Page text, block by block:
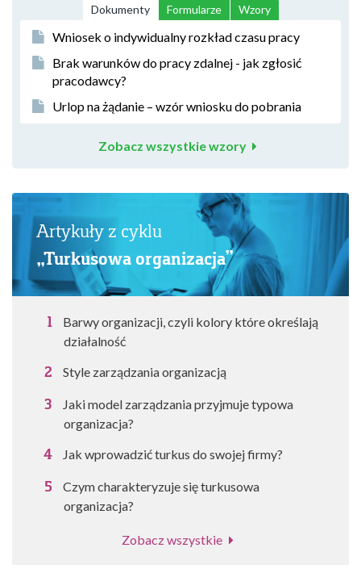
Dokumenty Formularze Wzory
Wniosek o indywidualny rozkład czasu pracy
Brak warunków do pracy zdalnej - jak zgłosić
pracodawcy?
Urlop na żądanie – wzór wniosku do pobrania
Zobacz wszystkie wzory
Artykuły z cyklu
„Turkusowa organizacja”
Barwy organizacji, czyli kolory które określają
działalność
Style zarządzania organizacją
Jaki model zarządzania przyjmuje typowa
organizacja?
Jak wprowadzić turkus do swojej firmy?
Czym charakteryzuje się turkusowa
organizacja?
Zobacz wszystkie